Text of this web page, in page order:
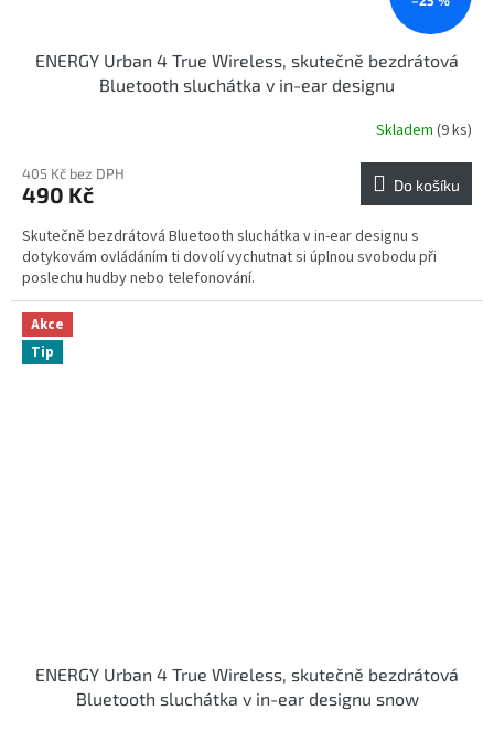
ENERGY Urban 4 True Wireless, skutečně bezdrátová
Bluetooth sluchátka v in-ear designu
Skladem (9 ks)
405 Kč bez DPH
490 Kč Do košíku
Skutečně bezdrátová Bluetooth sluchátka v in-ear designu s
dotykovám ovládáním ti dovolí vychutnat si úplnou svobodu při
poslechu hudby nebo telefonování.
Akce
Tip
ENERGY Urban 4 True Wireless, skutečně bezdrátová
Bluetooth sluchátka v in-ear designu snow